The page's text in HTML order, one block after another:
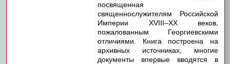
посвященная
священнослужителям Российской
Империи XVIII–XX веков,
пожалованным Георгиевскими
отличиями. Книга построена на
архивных источниках, многие
документы впервые вводятся в